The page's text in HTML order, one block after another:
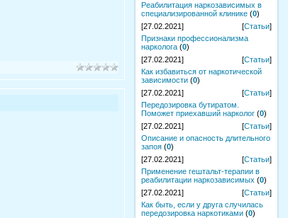
Реабилитация наркозависимых в
специализированной клинике (0)
[27.02.2021]
[Статьи]
Признаки профессионализма
нарколога (0)
[27.02.2021]
[Статьи]
Как избавиться от наркотической
зависимости (0)
[27.02.2021]
[Статьи]
Передозировка бутиратом.
Поможет приехавший нарколог (0)
[27.02.2021]
[Статьи]
Описание и опасность длительного
запоя (0)
[27.02.2021]
[Статьи]
Применение гештальт-терапии в
реабилитации наркозависимых (0)
[27.02.2021]
[Статьи]
Как быть, если у друга случилась
передозировка наркотиками (0)